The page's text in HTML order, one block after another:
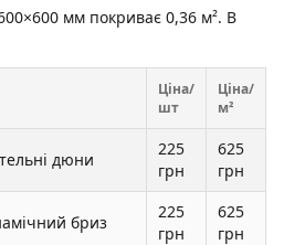
мм покриває 0,36 м². В
Ціна/
шт
Ціна/
м²
дюни
225
грн
625
грн
бриз
225
грн
625
грн